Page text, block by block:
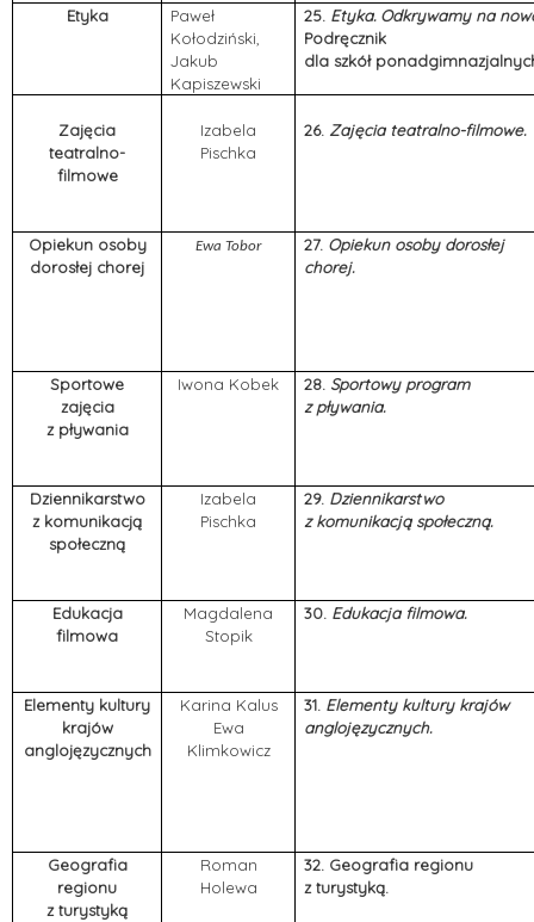
Etyka
Paweł
Kołodziński,
Jakub
Kapiszewski
25. Etyka. Odkrywamy na
Podręcznik
dla szkół
Zajęcia
teatralno-
filmowe
Izabela
Pischka
26. Zajęcia teatralno-filmowe.
Opiekun osoby
dorosłej chorej
Ewa Tobor 27. Opiekun osoby dorosłej
chorej.
Sportowe
zajęcia
z pływania
Iwona Kobek 28. Sportowy program
z pływania.
Dziennikarstwo
z komunikacją
społeczną
Izabela
Pischka
29. Dziennikarstwo
z komunikacją społeczną.
Edukacja
filmowa
Magdalena
Stopik
30. Edukacja filmowa.
Elementy kultury
krajów
anglojęzycznych
Karina Kalus
Ewa
Klimkowicz
31. Elementy kultury krajów
anglojęzycznych.
Geografia
regionu
z turystyką
Roman
Holewa
32. Geografia regionu
z turystyką.